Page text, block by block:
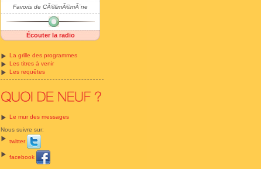
Favoris de CÃ©limÃ©mÃ¨ne
Écouter la radio
La grille des programmes
Les titres à venir
Les requêtes
Le mur des messages
Nous suivre sur:
twitter
facebook